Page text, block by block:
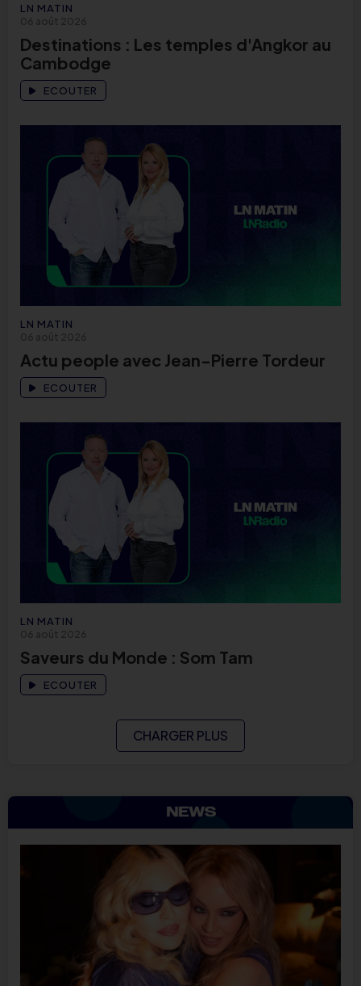
LN MATIN
06 août 2026
Destinations : Les temples d'Angkor au
Cambodge
ECOUTER
LN MATIN
06 août 2026
Actu people avec Jean-Pierre Tordeur
ECOUTER
LN MATIN
06 août 2026
Saveurs du Monde : Som Tam
ECOUTER
CHARGER PLUS